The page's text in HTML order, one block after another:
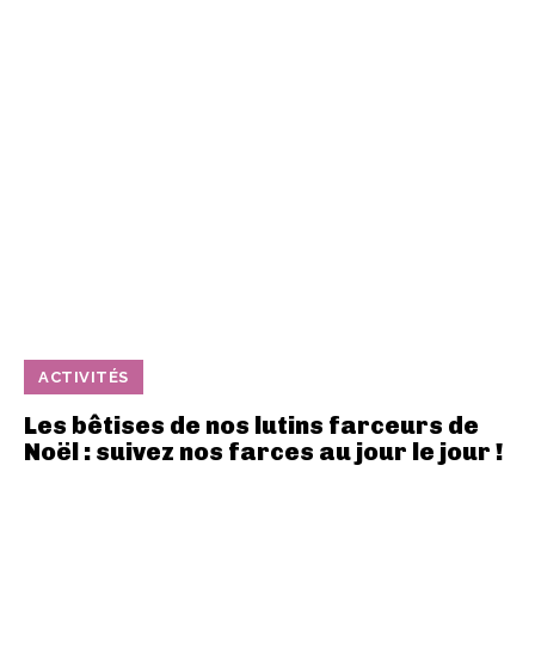
ACTIVITÉS
Les bêtises de nos lutins farceurs de
Noël : suivez nos farces au jour le jour !